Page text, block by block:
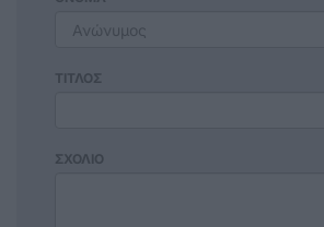
ΤΙΤΛΟΣ
ΣΧΟΛΙΟ